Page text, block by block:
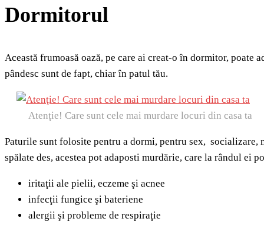
Dormitorul
Această frumoasă oază, pe care ai creat-o în dormitor,
pândesc sunt de fapt, chiar în patul tău.
Atenţie! Care sunt cele mai murdare locuri din casa ta
Paturile sunt folosite pentru a dormi, pentru sex,
spălate des, acestea pot adaposti murdărie, care la rândul ei
iritaţii ale pielii, eczeme şi acnee
infecţii fungice şi bateriene
alergii şi probleme de respiraţie